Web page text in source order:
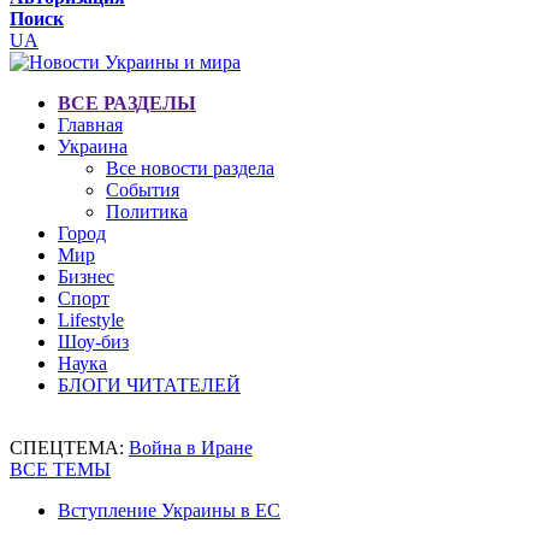
Поиск
UA
ВСЕ РАЗДЕЛЫ
Главная
Украина
Все новости раздела
События
Политика
Город
Мир
Бизнес
Спорт
Lifestyle
Шоу-биз
Наука
БЛОГИ ЧИТАТЕЛЕЙ
СПЕЦТЕМА: Война в Иране
ВСЕ ТЕМЫ
Вступление Украины в ЕС